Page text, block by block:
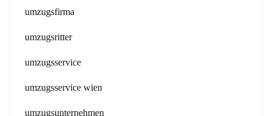
umzugsfirma
umzugsritter
umzugsservice
umzugsservice wien
umzugsunternehmen